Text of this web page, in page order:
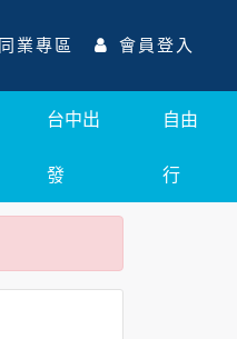
同業專區 會員登入
台中出
發
自由
行